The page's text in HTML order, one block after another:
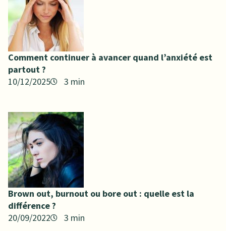
Comment continuer à avancer quand l’anxiété est
partout ?
10/12/2025
Brown out, burnout ou bore out : quelle est la
différence ?
20/09/2022